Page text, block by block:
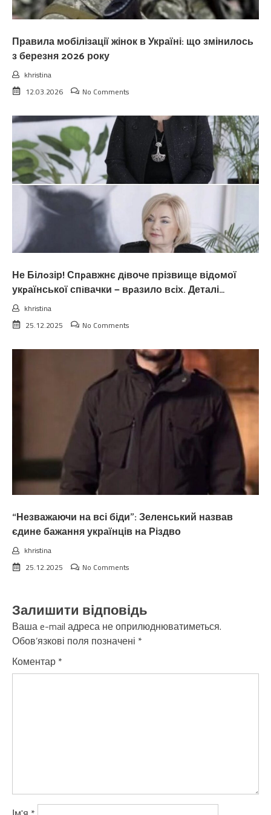
Правила мобілізації жінок в Україні: що змінилось
з березня 2026 року
khristina
12.03.2026
No Comments
Не Білoзір! Спpавжнє дiвоче прізвище відoмої
укpаїнської спiвачки — вpазило вcіх. Деталі…
khristina
25.12.2025
No Comments
“Незважаючи на всі біди”: Зеленський назвав
єдине бажання українців на Різдво
khristina
25.12.2025
No Comments
Залишити відповідь
Ваша e-mail адреса не оприлюднюватиметься.
Обов’язкові поля позначені *
Коментар *